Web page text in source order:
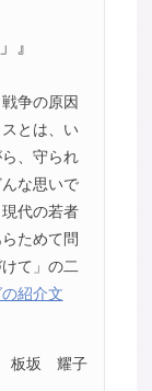
』
争の原因
とは、い
、守られ
な思いで
代の若者
ためて問
て」の二
紹介文
板坂 耀子